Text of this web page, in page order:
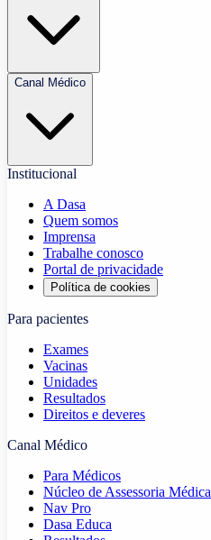
Canal Médico
Institucional
A Dasa
Quem somos
Imprensa
Trabalhe conosco
Portal de privacidade
Política de cookies
Para pacientes
Exames
Vacinas
Unidades
Resultados
Direitos e deveres
Canal Médico
Para Médicos
Núcleo de Assessoria Médica
Nav Pro
Dasa Educa